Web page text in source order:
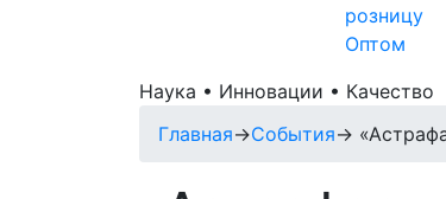
розницу
Оптом
Наука • Инновации • Качество
Главная→События→